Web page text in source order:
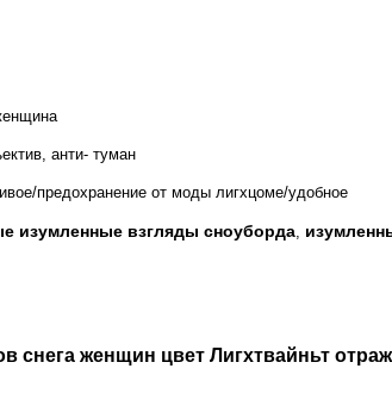
анти- туман
предохранение от моды лигхцоме/удобное
изумленные взгляды сноуборда,
снега женщин цвет Лигхтвайньт